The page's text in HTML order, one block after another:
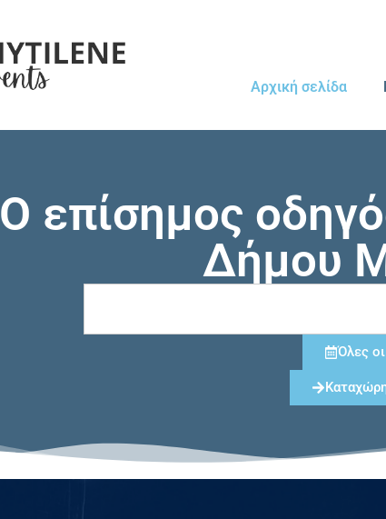
Αρχική σελίδα
Ο επίσημος
Δήμου
Όλες